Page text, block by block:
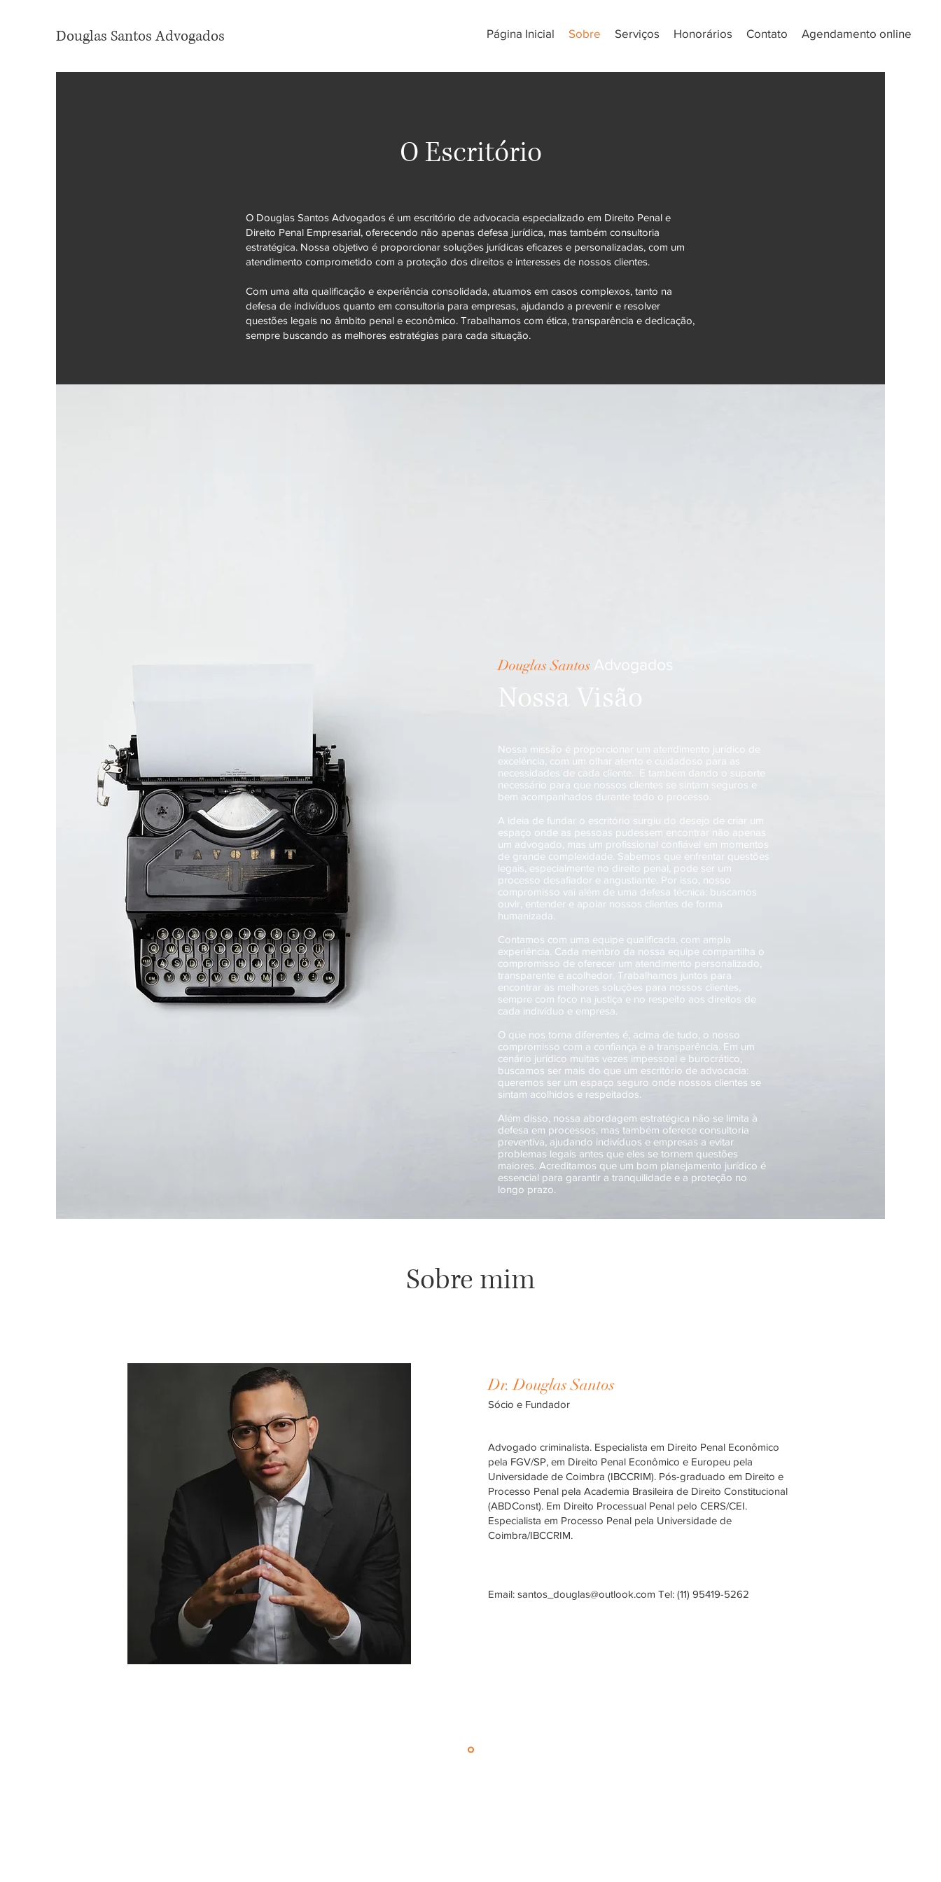
Douglas Santos Advogados Página Inicial Sobre Serviços Honorários Contato Agendamento online
O Escritório
O Douglas Santos Advogados é um escritório de advocacia especializado em Direito Penal e
Direito Penal Empresarial, oferecendo não apenas defesa jurídica, mas também consultoria
estratégica. Nossa objetivo é proporcionar soluções jurídicas eficazes e personalizadas, com um
atendimento comprometido com a proteção dos direitos e interesses de nossos clientes.
Com uma alta qualificação e experiência consolidada, atuamos em casos complexos, tanto na
defesa de indivíduos quanto em consultoria para empresas, ajudando a prevenir e resolver
questões legais no âmbito penal e econômico. Trabalhamos com ética, transparência e dedicação,
sempre buscando as melhores estratégias para cada situação.
Douglas Santos Advogados
Nossa Visão
Nossa missão é proporcionar um atendimento jurídico de
excelência, com um olhar atento e cuidadoso para as
necessidades de cada cliente. E também dando o suporte
necessário para que nossos clientes se sintam seguros e
bem acompanhados durante todo o processo.
A ideia de fundar o escritório surgiu do desejo de criar um
espaço onde as pessoas pudessem encontrar não apenas
um advogado, mas um profissional confiável em momentos
de grande complexidade. Sabemos que enfrentar questões
legais, especialmente no direito penal, pode ser um
processo desafiador e angustiante. Por isso, nosso
compromisso vai além de uma defesa técnica: buscamos
ouvir, entender e apoiar nossos clientes de forma
humanizada.
Contamos com uma equipe qualificada, com ampla
experiência. Cada membro da nossa equipe compartilha o
compromisso de oferecer um atendimento personalizado,
transparente e acolhedor. Trabalhamos juntos para
encontrar as melhores soluções para nossos clientes,
sempre com foco na justiça e no respeito aos direitos de
cada indivíduo e empresa.
O que nos torna diferentes é, acima de tudo, o nosso
compromisso com a confiança e a transparência. Em um
cenário jurídico muitas vezes impessoal e burocrático,
buscamos ser mais do que um escritório de advocacia:
queremos ser um espaço seguro onde nossos clientes se
sintam acolhidos e respeitados.
Além disso, nossa abordagem estratégica não se limita à
defesa em processos, mas também oferece consultoria
preventiva, ajudando indivíduos e empresas a evitar
problemas legais antes que eles se tornem questões
maiores. Acreditamos que um bom planejamento jurídico é
essencial para garantir a tranquilidade e a proteção no
longo prazo.
Dr. Douglas Santos
Sócio e Fundador
Advogado criminalista. Especialista em Direito Penal Econômico
pela FGV/SP, em Direito Penal Econômico e Europeu pela
Universidade de Coimbra (IBCCRIM). Pós-graduado em Direito e
Processo Penal pela Academia Brasileira de Direito Constitucional
(ABDConst). Em Direito Processual Penal pelo CERS/CEI.
Especialista em Processo Penal pela Universidade de
Coimbra/IBCCRIM.
Email: santos_douglas@outlook.com Tel: (11) 95419-5262
Sobre mim